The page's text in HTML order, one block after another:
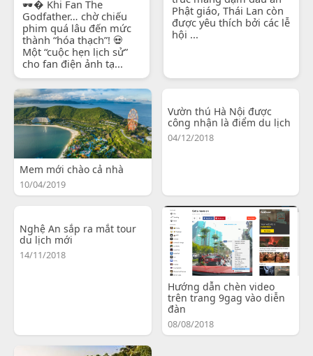
🕶� Khi Fan The
Godfather… chờ chiếu
phim quá lâu đến mức
thành “hóa thạch”! 💀
Một “cuộc hẹn lịch sử”
cho fan điện ảnh tạ...
Phật giáo, Thái Lan còn
được yêu thích bởi các lễ
hội ...
Mem mới chào cả nhà
10/04/2019
Vườn thú Hà Nội được
công nhận là điểm du lịch
04/12/2018
Nghệ An sắp ra mắt tour
du lịch mới
14/11/2018
Hướng dẫn chèn video
trên trang 9gag vào diễn
đàn
08/08/2018